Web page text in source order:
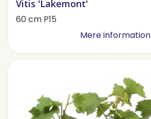
Vitis 'Lakemont'
60 cm P15
Mere information